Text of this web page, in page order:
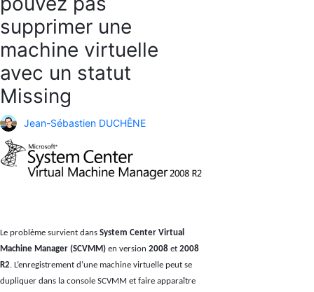
supprimer une
machine virtuelle
avec un statut
Missing
Jean-Sébastien DUCHÊNE
Le problème survient dans System Center Virtual
Machine Manager (SCVMM) en version 2008 et 2008
R2. L’enregistrement d’une machine virtuelle peut se
dupliquer dans la console SCVMM et faire apparaître